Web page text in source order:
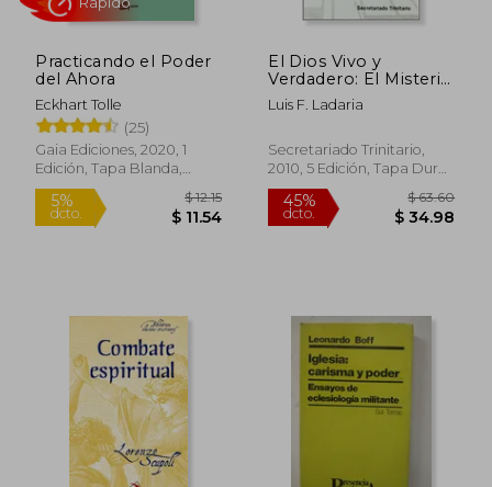
Practicando el Poder
del Ahora
Eckhart Tolle
(25)
Gaia Ediciones, 2020, 1
Edición, Tapa Blanda,
Nuevo
El Dios Vivo y
Verdadero: El Misterio
de la Trinidad
Luis F. Ladaria
Secretariado Trinitario,
2010, 5 Edición, Tapa Dura,
Nuevo